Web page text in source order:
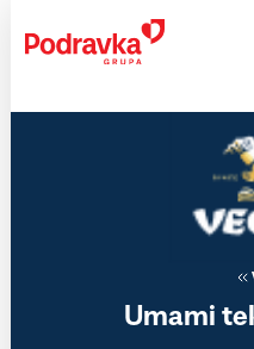
content
Umami